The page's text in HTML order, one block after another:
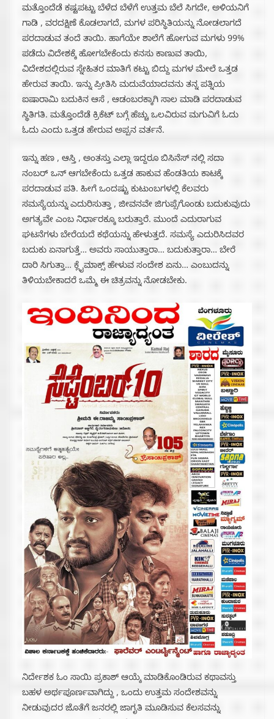
ಮತ್ತೊಂದೆಡೆ ಕಷ್ಟಪಟ್ಟು ಬೆಳೆದ ಬೆಳೆಗೆ ಉತ್ತಮ ಬೆಲೆ ಸಿಗದೇ, ಅಳಿಯನಿಗೆ
ಗಾಡಿ , ವರದಕ್ಷಿಣೆ ಕೊಡಲಾಗದೆ, ಮಗಳ ಪರಿಸ್ಥಿತಿಯನ್ನು ನೋಡಲಾಗದೆ
ಪರದಾಡುವ ತಂದೆ ತಾಯಿ. ಹಾಗೆಯೇ ಶಾಲೆಗೆ ಹೋಗುವ ಮಗಳು 99%
ಪಡೆದು ವಿದೇಶಕ್ಕೆ ಹೋಗಬೇಕೆಂದು ಕನಸು ಕಾಣುವ ತಾಯಿ,
ವಿದೇಶದಲ್ಲಿರುವ ಸ್ನೇಹಿತರ ಮಾತಿಗೆ ಕಟ್ಟು ಬಿದ್ದು ಮಗಳ ಮೇಲೆ ಒತ್ತಡ
ಹೇರುವ ತಾಯಿ. ಇನ್ನು ಪ್ರೀತಿಸಿ ಮದುವೆಯಾದವನು ತನ್ನ ಪತ್ನಿಯ
ಐಷಾರಾಮಿ ಬದುಕಿನ ಆಸೆ , ಆಡಂಬರಕ್ಕಾಗಿ ಸಾಲ ಮಾಡಿ ಪರದಾಡುವ
ಸ್ಥಿತಿಗತಿ. ಮತ್ತೊಂದೆಡೆ ಕ್ರಿಕೆಟ್ ಬಗ್ಗೆ ಹೆಚ್ಚು ಒಲವಿರುವ ಮಗುವಿಗೆ ಓದು
ಓದು ಎಂದು ಒತ್ತಡ ಹೇರುವ ಅಪ್ಪನ ವರ್ತನೆ.
ಇನ್ನು ಹಣ , ಆಸ್ತಿ , ಅಂತಸ್ತು ಎಲ್ಲಾ ಇದ್ದರೂ ಬಿಸಿನೆಸ್ ನಲ್ಲಿ ಸದಾ
ನಂಬರ್ ಒನ್ ಆಗಬೇಕೆಂದು ಒತ್ತಡ ಹಾಕುವ ಹೆಂಡತಿಯ ಕಾಟಕ್ಕೆ
ಪರದಾಡುವ ಪತಿ. ಹೀಗೆ ಒಂದಷ್ಟು ಕುಟುಂಬಗಳಲ್ಲಿ ಕೆಲವರು
ಸಮಸ್ಯೆಯನ್ನು ಎದುರಿಸುತ್ತಾ , ಜೀವನವೇ ಜಿಗುಪ್ಸೆಗೊಂಡು ಬದುಕುವುದು
ಅಗತ್ಯವೇ ಎಂಬ ನಿರ್ಧಾರಕ್ಕೂ ಬರುತ್ತಾರೆ. ಮುಂದೆ ಎದುರಾಗುವ
ಘಟನೆಗಳು ಬೇರೆಯದೆ ಕಥೆಯನ್ನು ಹೇಳುತ್ತದೆ. ಸಮಸ್ಯೆ ಎದುರಿಸಿದವರ
ಬದುಕು ಏನಾಗುತ್ತೆ… ಅವರು ಸಾಯುತ್ತಾರಾ… ಬದುಕುತ್ತಾರಾ… ಬೇರೆ
ದಾರಿ ಸಿಗುತ್ತಾ… ಕ್ಲೈಮಾಕ್ಸ್ ಹೇಳುವ ಸಂದೇಶ ಏನು… ಎಂಬುದನ್ನು
ತಿಳಿಯಬೇಕಾದರೆ ಒಮ್ಮೆ ಈ ಚಿತ್ರವನ್ನು ನೋಡಬೇಕು.
ನಿರ್ದೇಶಕ ಓಂ ಸಾಯಿ ಪ್ರಕಾಶ್ ಆಯ್ಕೆ ಮಾಡಿಕೊಂಡಿರುವ ಕಥಾವಸ್ತು
ಬಹಳ ಅರ್ಥಪೂರ್ಣವಾಗಿದ್ದು , ಒಂದು ಉತ್ತಮ ಸಂದೇಶವನ್ನು
ನೀಡುವುದರ ಜೊತೆಗೆ ಜನರಲ್ಲಿ ಜಾಗೃತಿ ಮೂಡಿಸುವ ಕೆಲಸವನ್ನು